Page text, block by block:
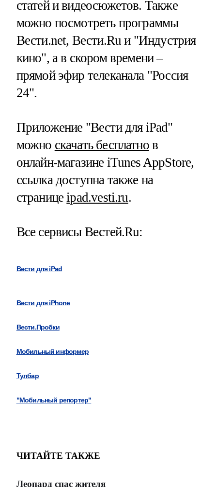
статей и видеосюжетов. Также
можно посмотреть программы
Вести.net, Вести.Ru и "Индустрия
кино", а в скором времени –
прямой эфир телеканала "Россия
24".
Приложение "Вести для iPad"
можно скачать бесплатнов
онлайн-магазине iTunes AppStore,
ссылка доступна также на
страницеipad.vesti.ru.
Все сервисы Вестей.Ru:
Вести для iPad
Вести для iPhone
Вести.Пробки
Мобильный информер
Тулбар
"Мобильный репортер"
ЧИТАЙТЕ ТАКЖЕ
Леопард спас жителя